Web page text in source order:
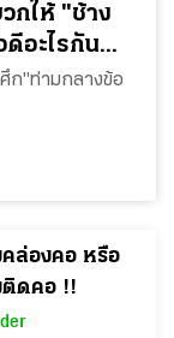
กให้ "ช้าง
ศึก"ท่ามกลางข้อ
ล่องคอ หรือ
ดคอ !!